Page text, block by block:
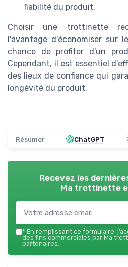
fiabilité du produit.
Choisir une trottinette
l'avantage d'économiser sur
chance de profiter d'un
Cependant, il est essentiel
des lieux de confiance qui
longévité du produit.
Résumer ChatGPT
Recevez les
Ma trottinette
* En remplissant ce formulaire,
des fins commerciales par Ma
partenaires.